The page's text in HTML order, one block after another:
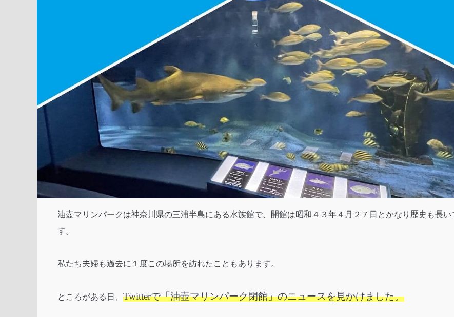
油壺マリンパークは神奈川県の三浦半島にある水族館で、開館は昭和４３年４月２７日とかなり歴史も長い
す。
私たち夫婦も過去に１度この場所を訪れたこともあります。
ところがある日、 Twitterで「油壺マリンパーク閉館」のニュースを見かけました。